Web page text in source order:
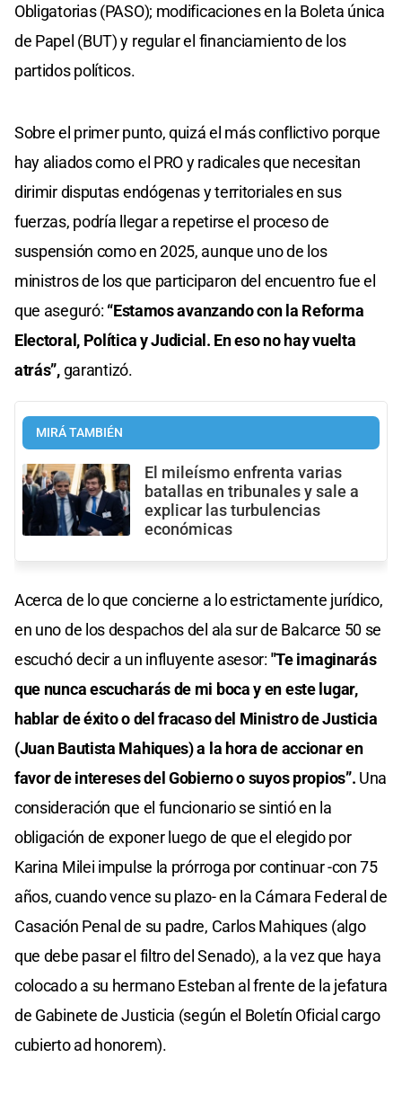
Obligatorias (PASO); modificaciones en la Boleta única
de Papel (BUT) y regular el financiamiento de los
partidos políticos.
Sobre el primer punto, quizá el más conflictivo porque
hay aliados como el PRO y radicales que necesitan
dirimir disputas endógenas y territoriales en sus
fuerzas, podría llegar a repetirse el proceso de
suspensión como en 2025, aunque uno de los
ministros de los que participaron del encuentro fue el
que aseguró: “Estamos avanzando con la Reforma
Electoral, Política y Judicial. En eso no hay vuelta
atrás”,garantizó.
MIRÁ TAMBIÉN
El mileísmo enfrenta varias
batallas en tribunales y sale a
explicar las turbulencias
económicas
Acerca de lo que concierne a lo estrictamente jurídico,
en uno de los despachos del ala sur de Balcarce 50 se
escuchó decir a un influyente asesor: "Te imaginarás
que nunca escucharás de mi boca y en este lugar,
hablar de éxito o del fracaso del Ministro de Justicia
(Juan Bautista Mahiques) a la hora de accionar en
favor de intereses del Gobierno o suyos propios”. Una
consideración que el funcionario se sintió en la
obligación de exponer luego de que el elegido por
Karina Milei impulse la prórroga por continuar -con 75
años, cuando vence su plazo- en la Cámara Federal de
Casación Penal de su padre, Carlos Mahiques (algo
que debe pasar el filtro del Senado), a la vez que haya
colocado a su hermano Esteban al frente de la jefatura
de Gabinete de Justicia (según el Boletín Oficial cargo
cubierto ad honorem).